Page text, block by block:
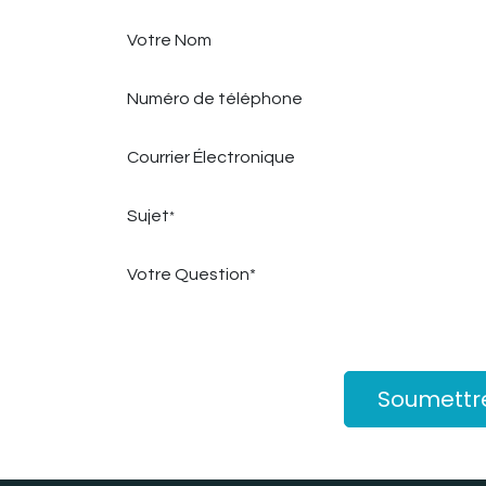
Votre Nom
Numéro de téléphone
Courrier Électronique
Sujet*
Votre Question*